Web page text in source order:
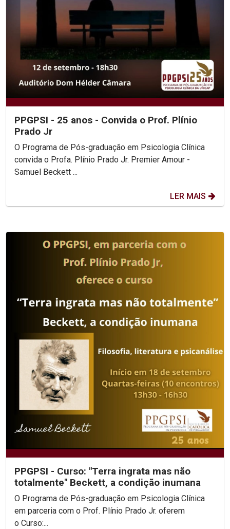
PPGPSI - 25 anos - Convida o Prof. Plínio
Prado Jr
O Programa de Pós-graduação em Psicologia Clínica
convida o Profa. Plínio Prado Jr. Premier Amour -
Samuel Beckett ...
LER MAIS
PPGPSI - Curso: "Terra ingrata mas não
totalmente" Beckett, a condição inumana
O Programa de Pós-graduação em Psicologia Clínica
em parceria com o Prof. Plínio Prado Jr. oferem
o Curso:...